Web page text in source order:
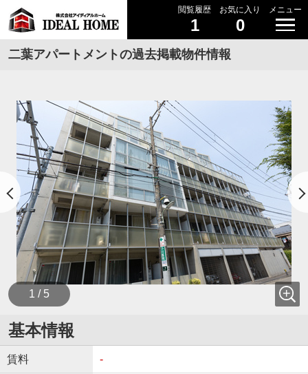
閲覧履歴
1
お気に入り
0
メニュー
二葉アパートメントの過去掲載物件情報
1 / 5
基本情報
賃料 -